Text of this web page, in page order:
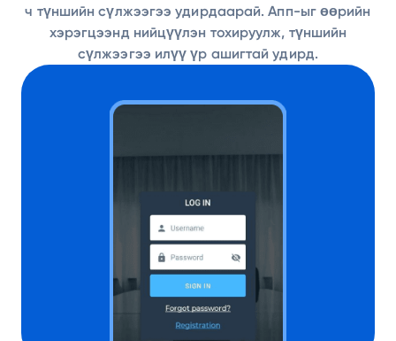
ч түншийн сүлжээгээ удирдаарай. Апп-ыг өөрийн
хэрэгцээнд нийцүүлэн тохируулж, түншийн
сүлжээгээ илүү үр ашигтай удирд.